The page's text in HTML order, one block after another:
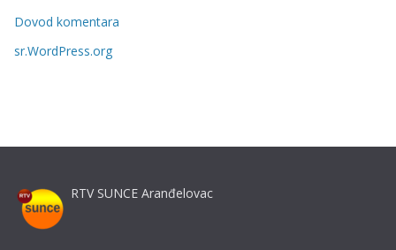
e
Dovod komentara
sr.WordPress.org
RTV SUNCE Aranđelovac